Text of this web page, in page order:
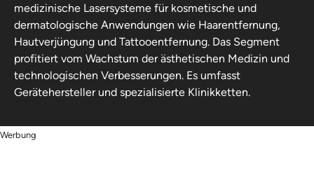
medizinische Lasersysteme für kosmetische und
dermatologische Anwendungen wie Haarentfernung,
Hautverjüngung und Tattooentfernung. Das Segment
profitiert vom Wachstum der ästhetischen Medizin und
technologischen Verbesserungen. Es umfasst
Gerätehersteller und spezialisierte Klinikketten.
Werbung